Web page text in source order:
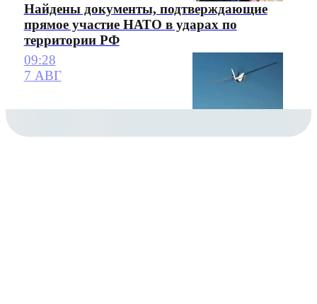
Найдены документы, подтверждающие
прямое участие НАТО в ударах по
территории РФ
09:28
7 АВГ